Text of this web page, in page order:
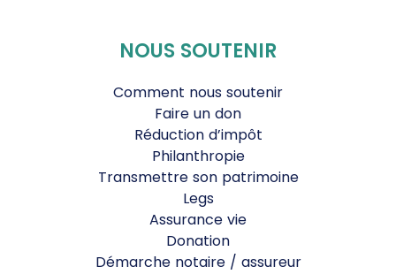
NOUS SOUTENIR
Comment nous soutenir
Faire un don
Réduction d’impôt
Philanthropie
Transmettre son patrimoine
Legs
Assurance vie
Donation
Démarche notaire / assureur